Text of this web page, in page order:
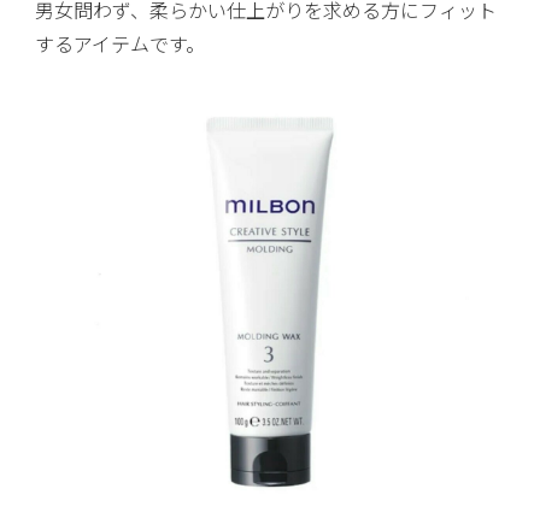
男女問わず、柔らかい仕上がりを求める方にフィット
するアイテムです。